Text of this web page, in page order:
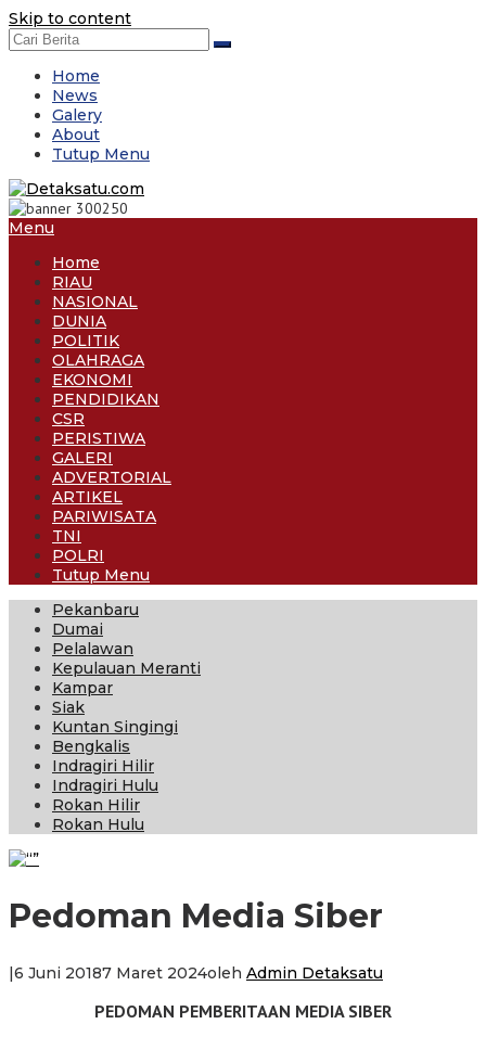
Skip to content
Home
News
Galery
About
Tutup Menu
Menu
Home
RIAU
NASIONAL
DUNIA
POLITIK
OLAHRAGA
EKONOMI
PENDIDIKAN
CSR
PERISTIWA
GALERI
ADVERTORIAL
ARTIKEL
PARIWISATA
TNI
POLRI
Tutup Menu
Pekanbaru
Dumai
Pelalawan
Kepulauan Meranti
Kampar
Siak
Kuntan Singingi
Bengkalis
Indragiri Hilir
Indragiri Hulu
Rokan Hilir
Rokan Hulu
Pedoman Media Siber
|6 Juni 20187 Maret 2024oleh Admin Detaksatu
PEDOMAN PEMBERITAAN MEDIA SIBER